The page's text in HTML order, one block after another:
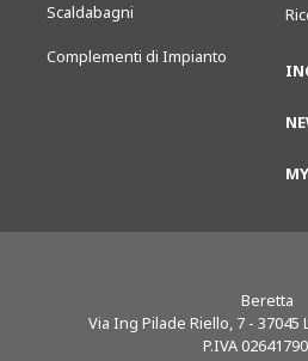
Scaldabagni
Complementi di Impianto
Beretta
Via Ing Pilade Riello, 7 - 37045
P.IVA